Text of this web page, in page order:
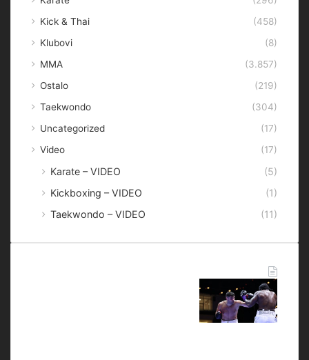
Kick & Thai
(458)
Klubovi
(8)
MMA
(3.857)
Ostalo
(219)
Taekwondo
(304)
Uncategorized
(17)
Video
(17)
Karate – VIDEO
(5)
Kickboxing – VIDEO
(1)
Taekwondo – VIDEO
(11)